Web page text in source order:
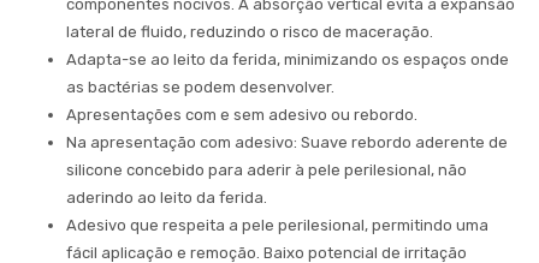
componentes nocivos. A absorção vertical evita a expansão
lateral de fluido, reduzindo o risco de maceração.
Adapta-se ao leito da ferida, minimizando os espaços onde
as bactérias se podem desenvolver.
Apresentações com e sem adesivo ou rebordo.
Na apresentação com adesivo: Suave rebordo aderente de
silicone concebido para aderir à pele perilesional, não
aderindo ao leito da ferida.
Adesivo que respeita a pele perilesional, permitindo uma
fácil aplicação e remoção. Baixo potencial de irritação